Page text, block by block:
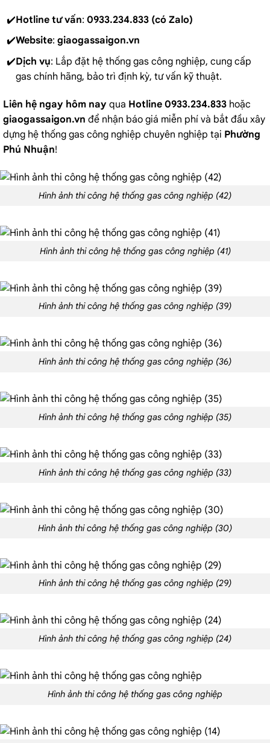
Hotline tư vấn: 0933.234.833 (có Zalo)
Website: giaogassaigon.vn
Dịch vụ: Lắp đặt hệ thống gas công nghiệp, cung cấp
gas chính hãng, bảo trì định kỳ, tư vấn kỹ thuật.
Liên hệ ngay hôm nay qua Hotline 0933.234.833 hoặc
giaogassaigon.vn để nhận báo giá miễn phí và bắt đầu xây
dựng hệ thống gas công nghiệp chuyên nghiệp tại Phường
Phú Nhuận!
Hình ảnh thi công hệ thống gas công nghiệp (42)
Hình ảnh thi công hệ thống gas công nghiệp (41)
Hình ảnh thi công hệ thống gas công nghiệp (39)
Hình ảnh thi công hệ thống gas công nghiệp (36)
Hình ảnh thi công hệ thống gas công nghiệp (35)
Hình ảnh thi công hệ thống gas công nghiệp (33)
Hình ảnh thi công hệ thống gas công nghiệp (30)
Hình ảnh thi công hệ thống gas công nghiệp (29)
Hình ảnh thi công hệ thống gas công nghiệp (24)
Hình ảnh thi công hệ thống gas công nghiệp